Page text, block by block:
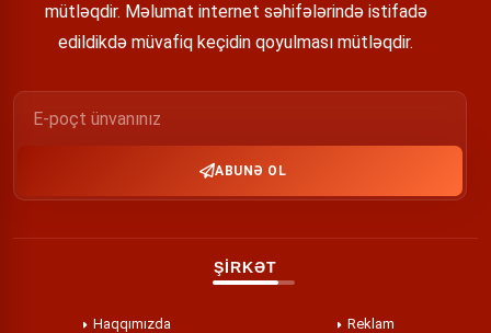
mütləqdir. Məlumat internet səhifələrində istifadə
edildikdə müvafiq keçidin qoyulması mütləqdir.
ABUNƏ OL
ŞİRKƏT
Haqqımızda Reklam